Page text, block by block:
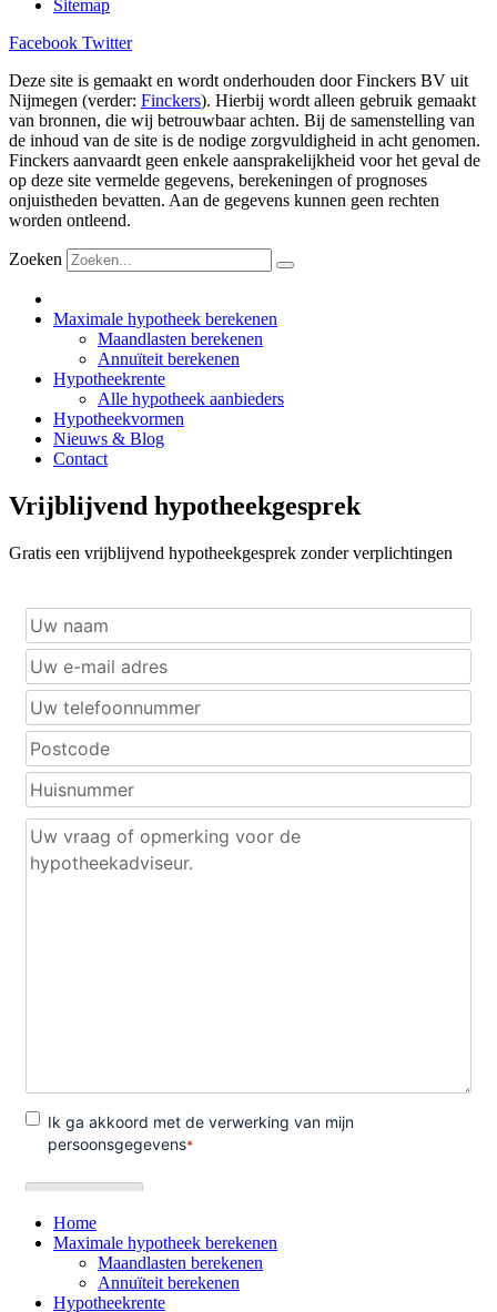
Sitemap
Facebook Twitter
Deze site is gemaakt en wordt onderhouden door Finckers BV uit
Nijmegen (verder: Finckers). Hierbij wordt alleen gebruik gemaakt
van bronnen, die wij betrouwbaar achten. Bij de samenstelling van
de inhoud van de site is de nodige zorgvuldigheid in acht genomen.
Finckers aanvaardt geen enkele aansprakelijkheid voor het geval de
op deze site vermelde gegevens, berekeningen of prognoses
onjuistheden bevatten. Aan de gegevens kunnen geen rechten
worden ontleend.
Zoeken
Maximale hypotheek berekenen
Maandlasten berekenen
Annuïteit berekenen
Hypotheekrente
Alle hypotheek aanbieders
Hypotheekvormen
Nieuws & Blog
Contact
Vrijblijvend hypotheekgesprek
Gratis een vrijblijvend hypotheekgesprek zonder verplichtingen
Home
Maximale hypotheek berekenen
Maandlasten berekenen
Annuïteit berekenen
Hypotheekrente